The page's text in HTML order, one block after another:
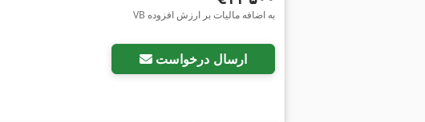
VB به اضافه مالیات بر ارزش افزوده
ارسال درخواست